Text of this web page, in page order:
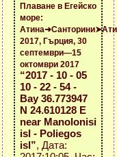
Плаване в Егейско
море:
2017, Гърция, 30
септември—15
октомври 2017
“2017 - 10 - 05
10 - 22 - 54 -
Bay 36.773947
N 24.610128 E
near Manolonisi
isl - Poliegos
isl”, Дата: